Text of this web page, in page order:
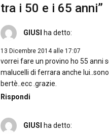
tra i 50 e i 65 anni”
GIUSI ha detto:
13 Dicembre 2014 alle 17:07
vorrei fare un provino ho 55 anni
malucelli di ferrara anche
bertè..ecc .grazie.
Rispondi
GIUSI ha detto: